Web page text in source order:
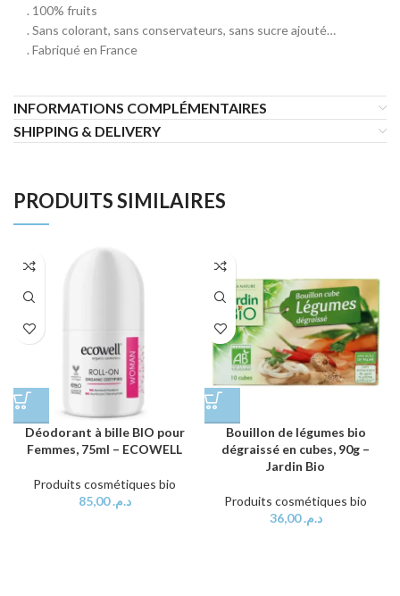
. 100% fruits
. Sans colorant, sans conservateurs, sans sucre ajouté…
. Fabriqué en France
INFORMATIONS COMPLÉMENTAIRES
SHIPPING & DELIVERY
PRODUITS SIMILAIRES
Déodorant à bille BIO pour
Femmes, 75ml – ECOWELL
Produits cosmétiques bio
د.م.85,00
Bouillon de légumes bio
dégraissé en cubes, 90g –
Jardin Bio
Produits cosmétiques bio
د.م.36,00